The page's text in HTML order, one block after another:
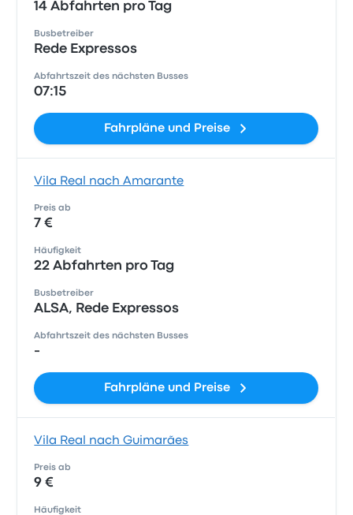
14 Abfahrten pro Tag
Busbetreiber
Rede Expressos
Abfahrtszeit des nächsten Busses
07:15
Fahrpläne und Preise
Vila Real nach Amarante
Preis ab
7 €
Häufigkeit
22 Abfahrten pro Tag
Busbetreiber
ALSA, Rede Expressos
Abfahrtszeit des nächsten Busses
-
Fahrpläne und Preise
Vila Real nach Guimarães
Preis ab
9 €
Häufigkeit